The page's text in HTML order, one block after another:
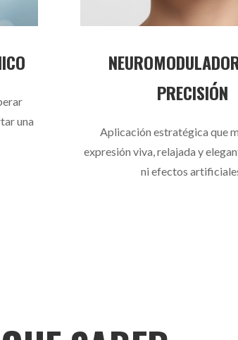
una
PRECISIÓN
Aplicación estratégica que
expresión viva, relajada y
ni efectos